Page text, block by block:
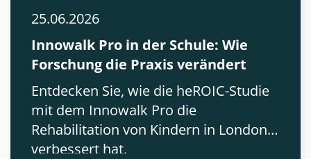
25.06.2026
Innowalk Pro in der Schule: Wie
Forschung die Praxis verändert
Entdecken Sie, wie die heROIC-Studie
mit dem Innowalk Pro die
Rehabilitation von Kindern in London
verbessert hat.